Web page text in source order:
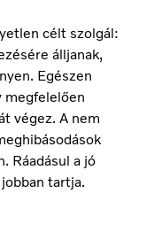
célt szolgál:
álljanak,
Egészen
megfelelően
végez. A nem
Ráadásul a jó
tartja.